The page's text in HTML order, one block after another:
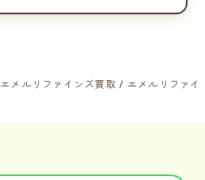
エメルリファインズ買取
エメルリファイ